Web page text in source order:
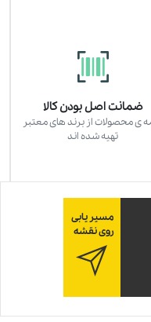
ضمانت اصل بودن کالا
ی محصولات از برند های معتبر
تهیه شده اند
مسیر یابی
روی نقشه